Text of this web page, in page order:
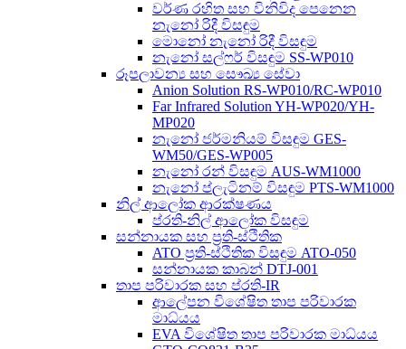
වර්ණ රහිත සහ විනිවිද පෙනෙන
නැනෝ රිදී විසඳුම
මොනෝ නැනෝ රිදී විසඳුම
නැනෝ සල්ෆර් විසඳුම SS-WP010
රූපලාවන්‍ය සහ සෞඛ්‍ය සේවා
Anion Solution RS-WP010/RC-WP010
Far Infrared Solution YH-WP020/YH-
MP020
නැනෝ ජර්මනියම් විසඳුම GES-
WM50/GES-WP005
නැනෝ රන් විසඳුම AUS-WM1000
නැනෝ ප්ලැටිනම් විසඳුම PTS-WM1000
නිල් ආලෝක ආරක්ෂණය
ප්රති-නිල් ආලෝක විසඳුම
සන්නායක සහ ප්‍රති-ස්ථිතික
ATO ප්‍රති-ස්ථිතික විසඳුම ATO-050
සන්නායක කාබන් DTJ-001
තාප පරිවාරක සහ ප්රති-IR
ආලේපන විශේෂිත තාප පරිවාරක
මාධ්යය
EVA විශේෂිත තාප පරිවාරක මාධ්යය